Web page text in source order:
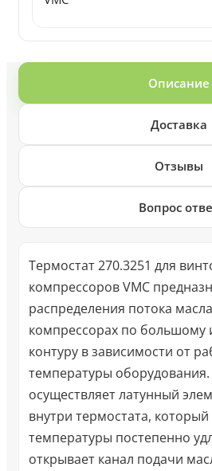
Описание
Доставка
Отзывы
Вопрос
Термостат 270.3251 для
компрессоров VMC
распределения потока
компрессорах по большому
контуру в зависимости от
температуры оборудования.
осуществляет латунный
внутри термостата,
температуры постепенно
открывает канал подачи